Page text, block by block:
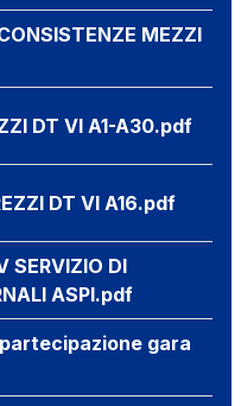
MEZZI
DT VI A1-A30.pdf
DT VI A16.pdf
SERVIZIO DI
ASPI.pdf
gara